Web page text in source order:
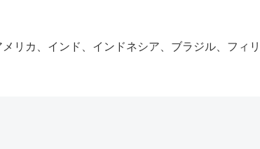
メリカ、インド、インドネシア、ブラジル、フィリ